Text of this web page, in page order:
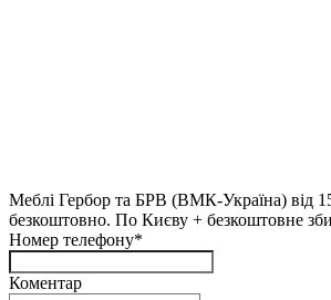
Меблі Гербор та БРВ (ВМК-Україна) від
безкоштовно. По Києву + безкоштовне
Номер телефону*
Коментар